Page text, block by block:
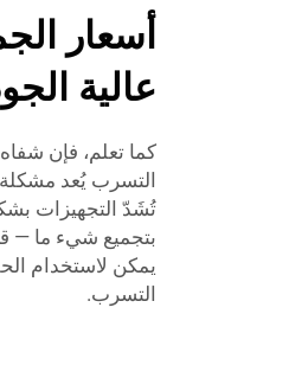
عالية
التسرب يُعد
تُشَدّ التجهيزات
بتجميع شيء ما —
التسرب.